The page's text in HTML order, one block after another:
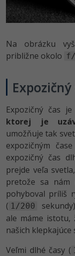
Na obrázku
približne okolo f/
Expozičný
Expozičný čas
ktorej je
umožňuje tak
expozičným
expozičný čas
prejde veľa
pretože sa
pohyboval príliš
( 1/200
ale máme istotu,
našich klepkajúce
Veľmi dlhé časy (